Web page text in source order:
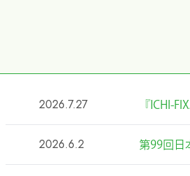
2026.7.27 『ICHI-
2026.6.2 第99回日